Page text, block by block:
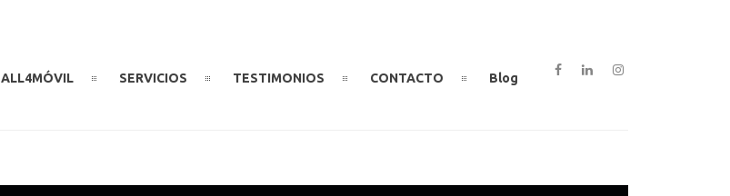
ALL4MÓVIL SERVICIOS TESTIMONIOS CONTACTO Blog